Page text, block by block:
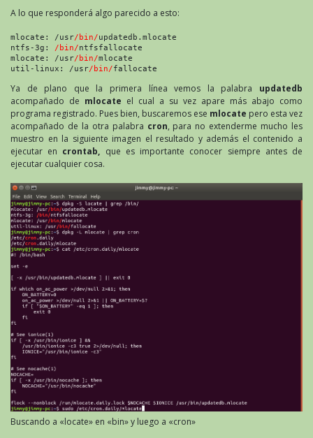
A lo que responderá algo parecido a esto:
mlocate: /usr/bin/updatedb.mlocate
ntfs-3g: /bin/ntfsfallocate
mlocate: /usr/bin/mlocate
util-linux: /usr/bin/fallocate
Ya de plano que la primera línea vemos la palabra updatedb
acompañado de mlocate el cual a su vez apare más abajo como
programa registrado. Pues bien, buscaremos ese mlocate pero esta vez
acompañado de la otra palabra cron, para no extenderme mucho les
muestro en la siguiente imagen el resultado y además el contenido a
ejecutar en crontab, que es importante conocer siempre antes de
ejecutar cualquier cosa.
Buscando a «locate» en «bin» y luego a «cron»